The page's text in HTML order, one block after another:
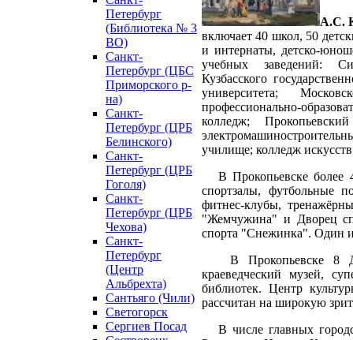
Петербург
(Библиотека № 3
ВО)
Санкт-
Петербург (ЦБС
Приморского р-
на)
Санкт-
Петербург (ЦРБ
Белинского)
Санкт-
Петербург (ЦРБ
Гоголя)
Санкт-
Петербург (ЦРБ
Чехова)
Санкт-
Петербург
(Центр
Альбрехта)
Сантьяго (Чили)
Светогорск
Сергиев Посад
А.С.
включает 40 школ, 50
и интернаты, детско-
учебных заведений:
Кузбасского
университета;
профессионально-
колледж;
училище; колледж
В Прокопьевске более
спортзалы, футбольные
фитнес-клубы,
"Жемчужина" и Дворец
спорта "Снежинка". Один
В Прокопьевске 8
краеведческий музей,
библиотек. Центр
рассчитан на широкую
В числе главных